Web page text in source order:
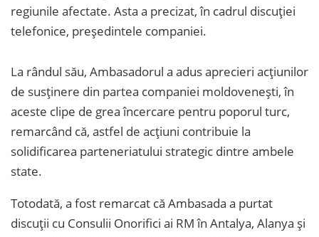
regiunile afectate. Asta a precizat, în cadrul discuției
telefonice, președintele companiei.
La rândul său, Ambasadorul a adus aprecieri acțiunilor
de susținere din partea companiei moldoveneşti, în
aceste clipe de grea încercare pentru poporul turc,
remarcând că, astfel de acțiuni contribuie la
solidificarea parteneriatului strategic dintre ambele
state.
Totodată, a fost remarcat că Ambasada a purtat
discuții cu Consulii Onorifici ai RM în Antalya, Alanya și